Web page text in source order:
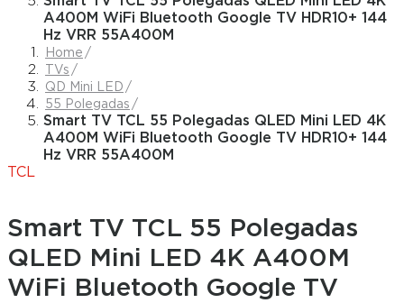
A400M WiFi Bluetooth Google TV HDR10+ 144
Hz VRR 55A400M
TVs
QD Mini LED
55 Polegadas
Smart TV TCL 55 Polegadas QLED Mini LED 4K
A400M WiFi Bluetooth Google TV HDR10+ 144
Hz VRR 55A400M
TCL
Smart TV TCL 55 Polegadas
QLED Mini LED 4K A400M
WiFi Bluetooth Google TV